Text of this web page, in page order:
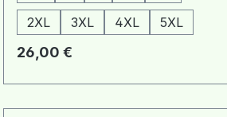
2XL
3XL 4XL 5XL
Regulärer Preis:
26,00 €